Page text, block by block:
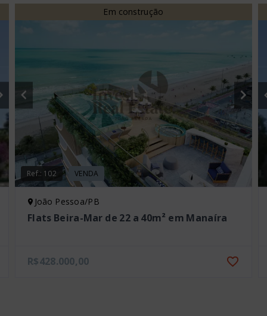
Em construção
Ref.: 102 VENDA
João Pessoa/PB
Flats Beira-Mar de 22 a 40m² em Manaíra
R$428.000,00